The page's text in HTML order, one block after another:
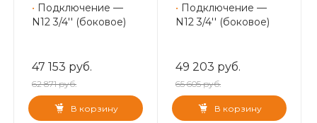
• Подключение —
N12 3/4'' (боковое)
47 153 руб.
62 871 руб.
В корзину
• Подключение —
N12 3/4'' (боковое)
49 203 руб.
65 605 руб.
В корзину